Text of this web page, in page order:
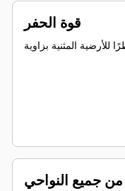
قوة الحفر
المثنية بزاوية
من جميع النواحي